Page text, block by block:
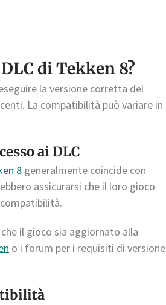
di Tekken 8?
la versione corretta del
La compatibilità può variare in
ai DLC
8 generalmente coincide con
assicurarsi che il loro gioco
il gioco sia aggiornato alla
o i forum per i requisiti di versione